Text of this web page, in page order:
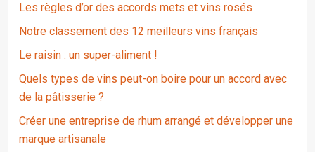
Les règles d’or des accords mets et vins rosés
Notre classement des 12 meilleurs vins français
Le raisin : un super-aliment !
Quels types de vins peut-on boire pour un accord avec
de la pâtisserie ?
Créer une entreprise de rhum arrangé et développer une
marque artisanale